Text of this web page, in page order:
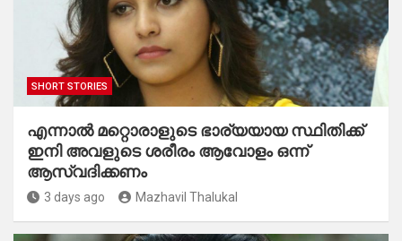
SHORT STORIES
എന്നാൽ മറ്റൊരാളുടെ ഭാര്യയായ സ്ഥിതിക്ക്
ഇനി അവളുടെ ശരീരം ആവോളം ഒന്ന്
ആസ്വദിക്കണം
3 days ago Mazhavil Thalukal